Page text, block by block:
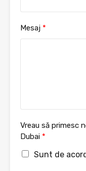
Mesaj *
Vreau să primesc
Dubai *
Sunt de